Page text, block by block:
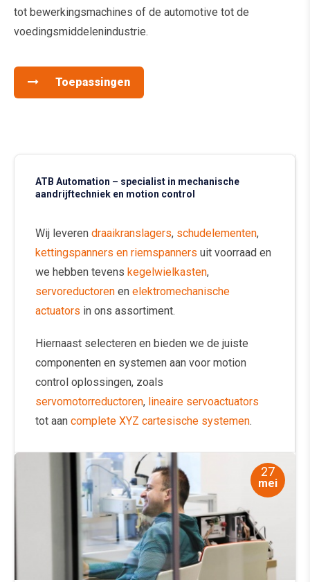
tot bewerkingsmachines of de automotive tot de
voedingsmiddelenindustrie.
Toepassingen
ATB Automation – specialist in mechanische
aandrijftechniek en motion control
Wij leveren draaikranslagers, schudelementen,
kettingspanners en riemspanners uit voorraad en
we hebben tevens kegelwielkasten,
servoreductoren en elektromechanische
actuators in ons assortiment.
Hiernaast selecteren en bieden we de juiste
componenten en systemen aan voor motion
control oplossingen, zoals
servomotorreductoren, lineaire servoactuators
tot aan complete XYZ cartesische systemen.
27
mei